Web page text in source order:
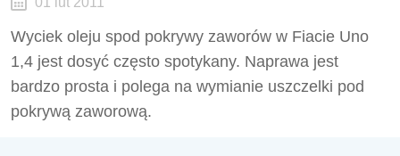
Wyciek oleju spod pokrywy zaworów w Fiacie Uno
1,4 jest dosyć często spotykany. Naprawa jest
bardzo prosta i polega na wymianie uszczelki pod
pokrywą zaworową.